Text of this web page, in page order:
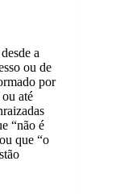
a
ou de
por
até
“não é
que “o